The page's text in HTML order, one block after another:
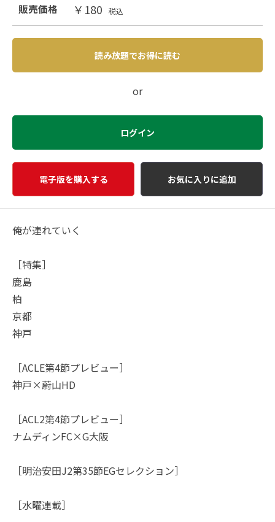
販売価格 ￥180 税込
読み放題でお得に読む
or
ログイン
電子版を購入する お気に入りに追加
俺が連れていく
［特集］
鹿島
柏
京都
神戸
［ACLE第4節プレビュー］
神戸×蔚山HD
［ACL2第4節プレビュー］
ナムディンFC×G大阪
［明治安田J2第35節EGセレクション］
［水曜連載］